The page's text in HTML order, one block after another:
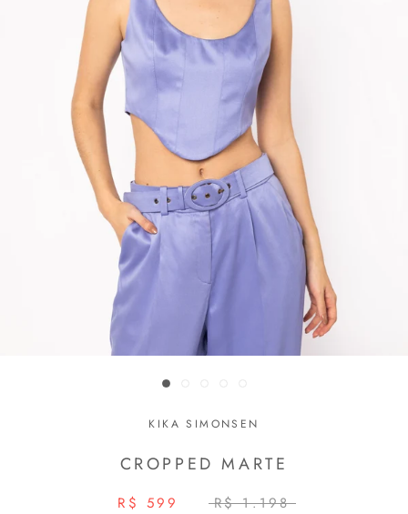
KIKA SIMONSEN
CROPPED MARTE
R$ 599 R$ 1.198